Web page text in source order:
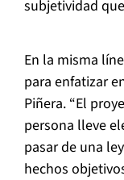
subjetividad
En la misma
para enfatizar
Piñera. “El
persona lleve
pasar de una
hechos